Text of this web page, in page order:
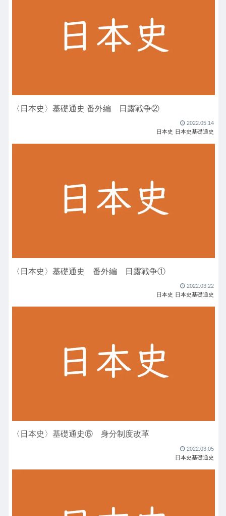
〈日本史〉基礎通史 番外編 日露戦争②
2022.05.14
日本史 日本史基礎通史
〈日本史〉基礎通史 番外編 日露戦争①
2022.03.22
日本史 日本史基礎通史
〈日本史〉基礎通史⑥ 身分制度改革
2022.03.05
日本史基礎通史